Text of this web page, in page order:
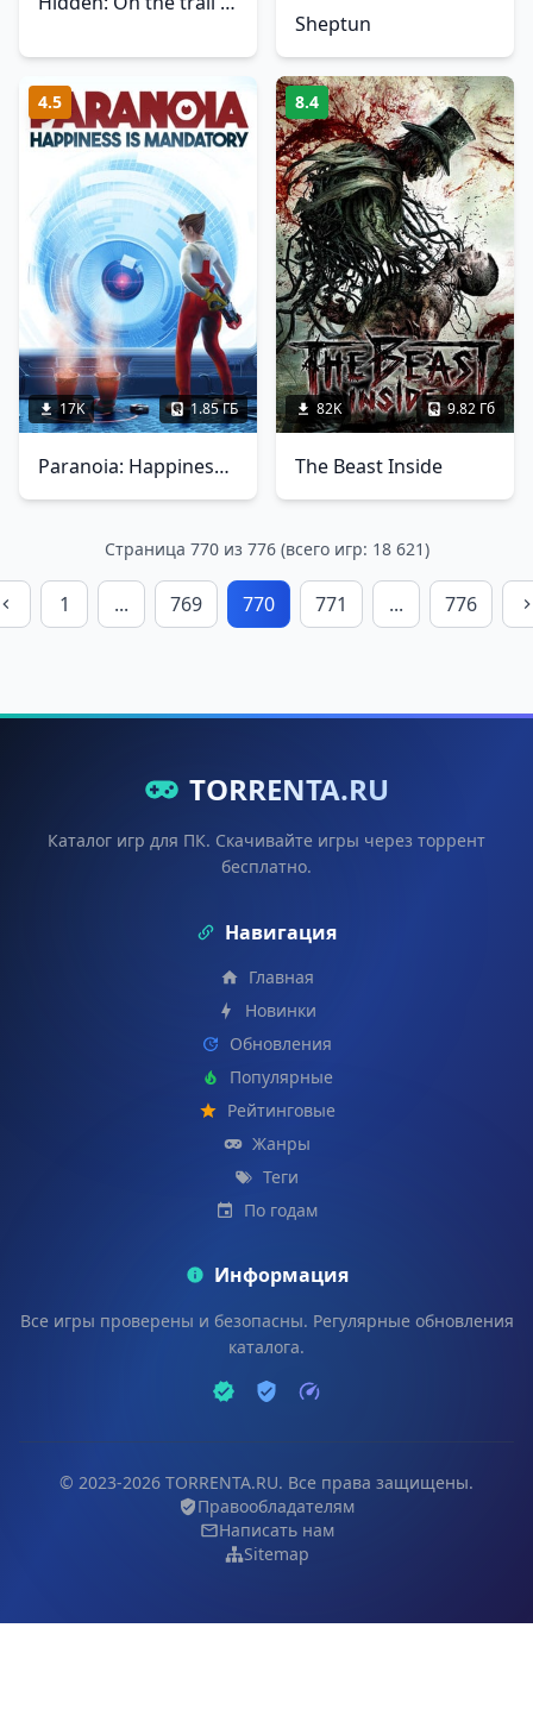
Sheptun
4.5
17K 1.85 ГБ
Paranoia: Happiness is Mandatory
8.4
82K 9.82 Гб
The Beast Inside
Страница 770 из 776 (всего игр: 18 621)
1 ... 769 770 771 ... 776
TORRENTA.RU
Каталог игр для ПК. Скачивайте игры через торрент
бесплатно.
Навигация
Главная
Новинки
Обновления
Популярные
Рейтинговые
Жанры
Теги
По годам
Информация
Все игры проверены и безопасны. Регулярные обновления
каталога.
© 2023-2026 TORRENTA.RU. Все права защищены.
Правообладателям
Написать нам
Sitemap